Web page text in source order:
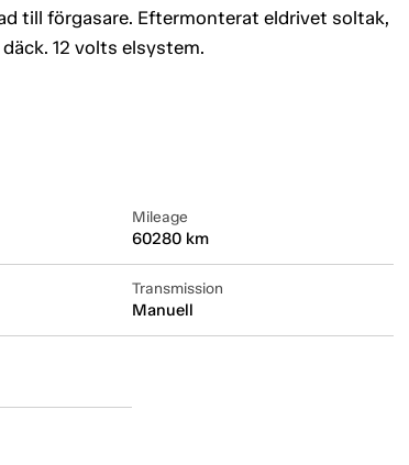
till förgasare. Eftermonterat eldrivet soltak,
12 volts elsystem.
Mileage
60280 km
Transmission
Manuell